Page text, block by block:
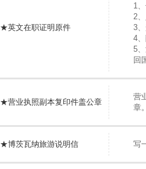
★英文在职证明原件
1
2
3
4
5
回
★营业执照副本复印件盖公章
营
章。
★博茨瓦纳旅游说明信 写